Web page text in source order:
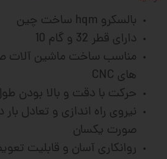
بالسکرو hqm ساخت چین
دارای قطر 32 و گام 10
مناسب ساخت ماشین آلات
های CNC
حرکت با دقت و بالا بودن
نیروی راه اندازی و تعادل
صورت یکسان
روانکاری آسان و قابلیت